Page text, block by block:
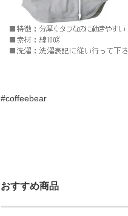
#coffeebear
おすすめ商品